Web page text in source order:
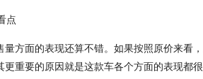
方面的表现还算不错。如果按照原价来看
重要的原因就是这款车各个方面的表现都